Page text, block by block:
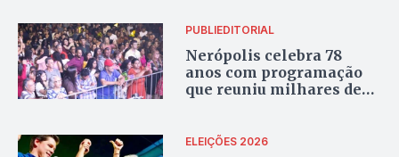
Datafolha
PUBLIEDITORIAL
Nerópolis celebra 78
anos com programação
que reuniu milhares de
ELEIÇÕES 2026